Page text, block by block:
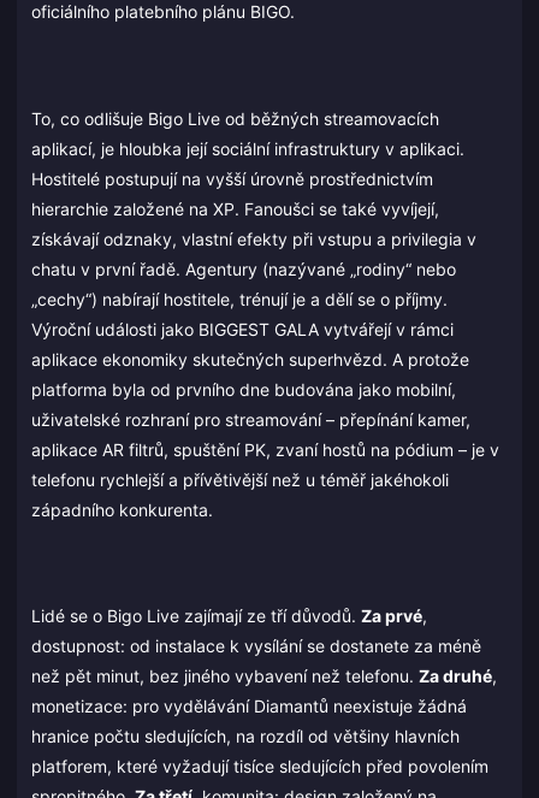
oficiálního platebního plánu BIGO.
To, co odlišuje Bigo Live od běžných streamovacích
aplikací, je hloubka její sociální infrastruktury v aplikaci.
Hostitelé postupují na vyšší úrovně prostřednictvím
hierarchie založené na XP. Fanoušci se také vyvíjejí,
získávají odznaky, vlastní efekty při vstupu a privilegia v
chatu v první řadě. Agentury (nazývané „rodiny“ nebo
„cechy“) nabírají hostitele, trénují je a dělí se o příjmy.
Výroční události jako BIGGEST GALA vytvářejí v rámci
aplikace ekonomiky skutečných superhvězd. A protože
platforma byla od prvního dne budována jako mobilní,
uživatelské rozhraní pro streamování – přepínání kamer,
aplikace AR filtrů, spuštění PK, zvaní hostů na pódium – je v
telefonu rychlejší a přívětivější než u téměř jakéhokoli
západního konkurenta.
Lidé se o Bigo Live zajímají ze tří důvodů. Za prvé,
dostupnost: od instalace k vysílání se dostanete za méně
než pět minut, bez jiného vybavení než telefonu. Za druhé,
monetizace: pro vydělávání Diamantů neexistuje žádná
hranice počtu sledujících, na rozdíl od většiny hlavních
platforem, které vyžadují tisíce sledujících před povolením